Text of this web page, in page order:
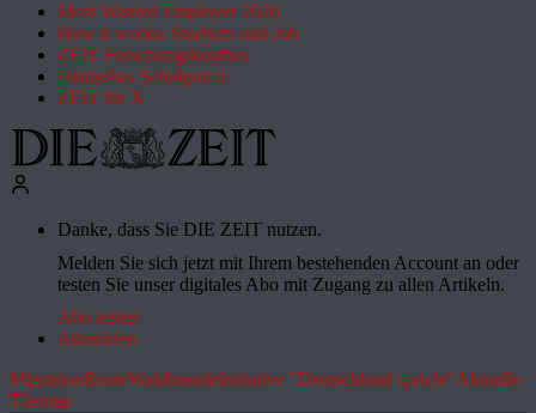
Most Wanted Employer 2026
How it works: Studium und Job
ZEIT Forschungskosmos
Deutsches Schulportal
ZEIT für X
Danke, dass Sie DIE ZEIT nutzen.
Melden Sie sich jetzt mit Ihrem bestehenden Account an oder
testen Sie unser digitales Abo mit Zugang zu allen Artikeln.
Abo testen
Anmelden
MigrationRenteWaldbrändeInitiative "Deutschland spricht"Aktuelle
Themen